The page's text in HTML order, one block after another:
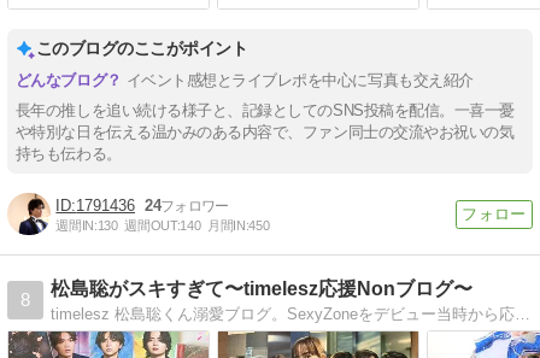
このブログのここがポイント
イベント感想とライブレポを中心に写真も交え紹介
長年の推しを追い続ける様子と、記録としてのSNS投稿を配信。一喜一憂
や特別な日を伝える温かみのある内容で、ファン同士の交流やお祝いの気
持ちも伝わる。
1791436 24
週間IN:130 週間OUT:140 月間IN:450
8
松島聡がスキすぎて〜timelesz応援Nonブログ〜
timelesz 松島聡くん溺愛ブログ。SexyZoneをデビュー当時から応援。掛け持ち無し。聴覚障がいのツインズとともにテッペン目指す彼らにどこまでもついて行きます(重)